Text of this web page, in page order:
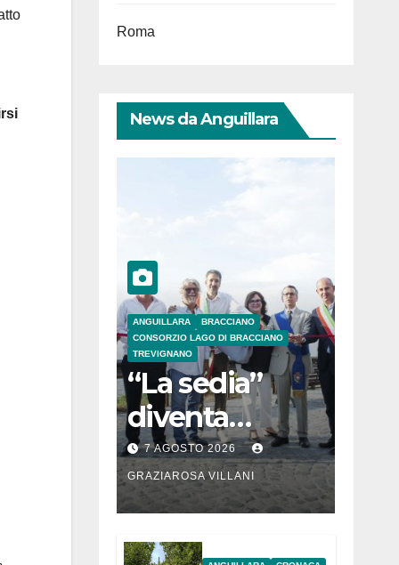
Roma
News da Anguillara
ANGUILLARA
BRACCIANO
CONSORZIO LAGO DI BRACCIANO
TREVIGNANO
“La sedia”
diventa
Belvedere sul
lago di
Bracciano: ieri
l’inaugurazion
7 AGOSTO 2026
GRAZIAROSA VILLANI